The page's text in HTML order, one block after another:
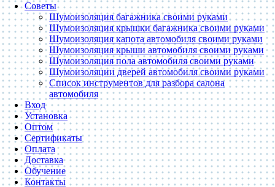
Советы
Шумоизоляция багажника своими руками
Шумоизоляция крышки багажника своими руками
Шумоизоляция капота автомобиля своими руками
Шумоизоляция крыши автомобиля своими руками
Шумоизоляция пола автомобиля своими руками
Шумоизоляции дверей автомобиля своими руками
Список инструментов для разбора салона
автомобиля
Вход
Установка
Оптом
Сертификаты
Оплата
Доставка
Обучение
Контакты